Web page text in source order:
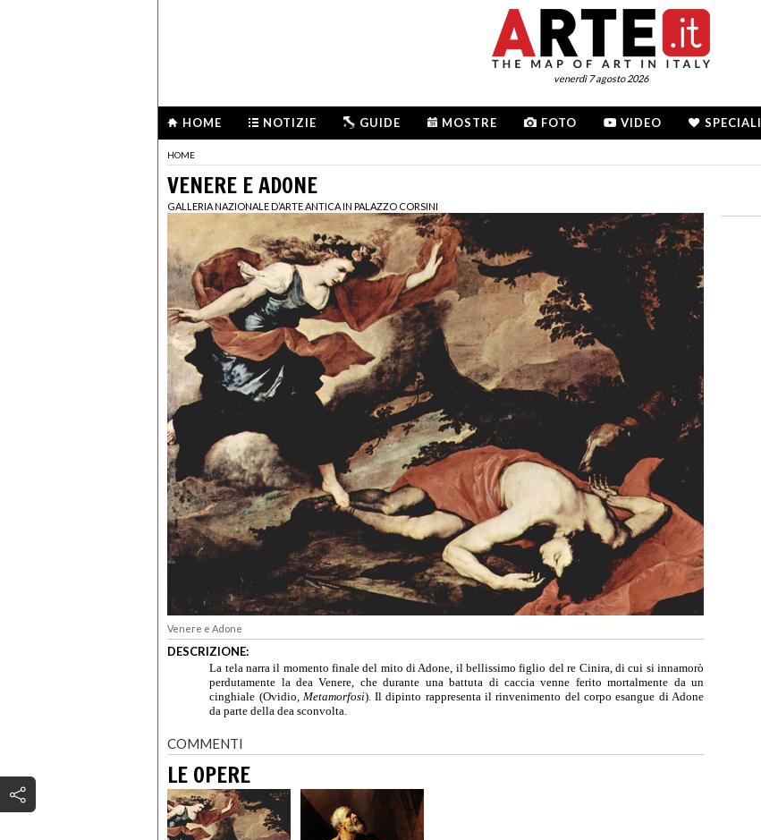
venerdì 7 agosto 2026
HOME NOTIZIE GUIDE MOSTRE FOTO VIDEO SPECIALI
HOME
VENERE E ADONE
GALLERIA NAZIONALE D’ARTE ANTICA IN PALAZZO CORSINI
Venere e Adone
DESCRIZIONE:
La tela narra il momento finale del mito di Adone, il bellissimo figlio del re Cinira, di cui si innamorò
perdutamente la dea Venere, che durante una battuta di caccia venne ferito mortalmente da un
cinghiale (Ovidio, Metamorfosi). Il dipinto rappresenta il rinvenimento del corpo esangue di Adone
da parte della dea sconvolta.
COMMENTI
LE OPERE